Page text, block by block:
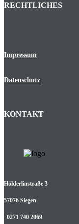
RECHTLICHES
Impressum
Datenschutz
KONTAKT
Hölderlinstraße 3
57076 Siegen
0271 740 2069